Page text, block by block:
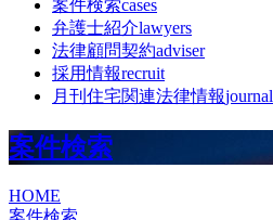
案件検索cases
弁護士紹介lawyers
法律顧問契約adviser
採用情報recruit
月刊住宅関連法律情報journal
案件検索
HOME
案件検索